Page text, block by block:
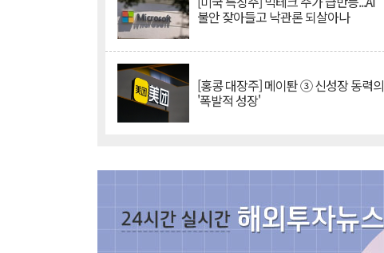
불안 잦아들고 낙관론 되살아나
[홍콩 대장주] 메이퇀 ③ 신성장 동력의
'폭발적 성장'